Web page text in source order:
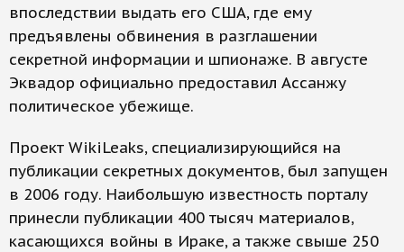
впоследствии выдать его США, где ему
предъявлены обвинения в разглашении
секретной информации и шпионаже. В августе
Эквадор официально предоставил Ассанжу
политическое убежище.
Проект WikiLeaks, специализирующийся на
публикации секретных документов, был запущен
в 2006 году. Наибольшую известность порталу
принесли публикации 400 тысяч материалов,
касающихся войны в Ираке, а также свыше 250